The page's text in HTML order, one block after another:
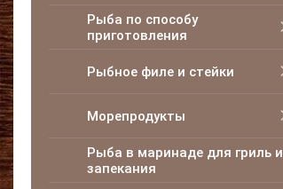
Рыба по способу
приготовления
Рыбное филе и стейки
Морепродукты
Рыба в маринаде для гриль и
запекания